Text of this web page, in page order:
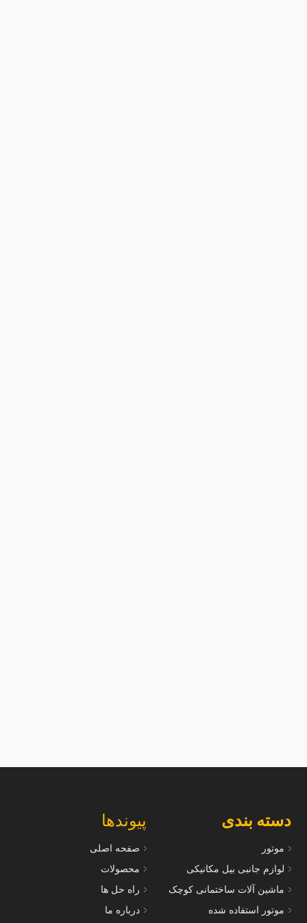
پیوندها
صفحه اصلی
محصولات
راه حل ها
درباره ما
دسته بندی
موتور
لوازم جانبی بیل مکانیکی
ماشین آلات ساختمانی کوچک
موتور استفاده شده